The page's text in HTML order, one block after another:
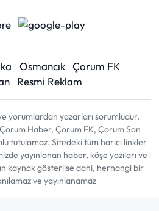
Osmancık Çorum FK
Resmi Reklam
yorumlardan yazarları sorumludur.
Haber, Çorum FK, Çorum Son
tutulamaz. Sitedeki tüm harici linkler
yayınlanan haber, köşe yazıları ve
kaynak gösterilse dahi, herhangi bir
ve yayınlanamaz